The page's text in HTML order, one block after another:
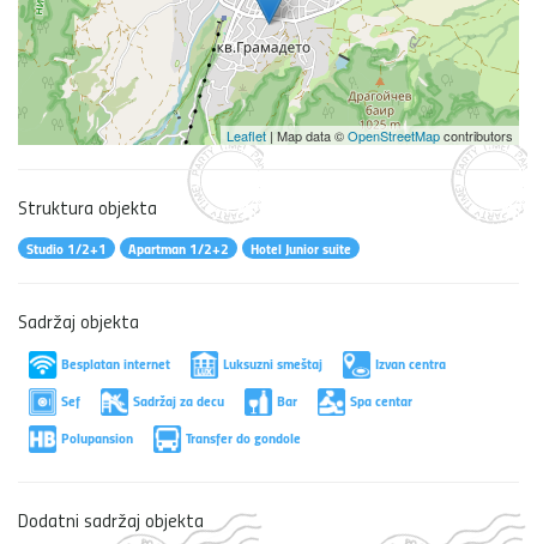
Leaflet| Map data ©OpenStreetMapcontributors
Struktura objekta
Studio 1/2+1 Apartman 1/2+2 Hotel Junior suite
Sadržaj objekta
Besplatan internet Luksuzni smeštaj
Izvan centra
Sef
Sadržaj za decu Bar
Spa centar
Polupansion
Transfer do gondole
Dodatni sadržaj objekta